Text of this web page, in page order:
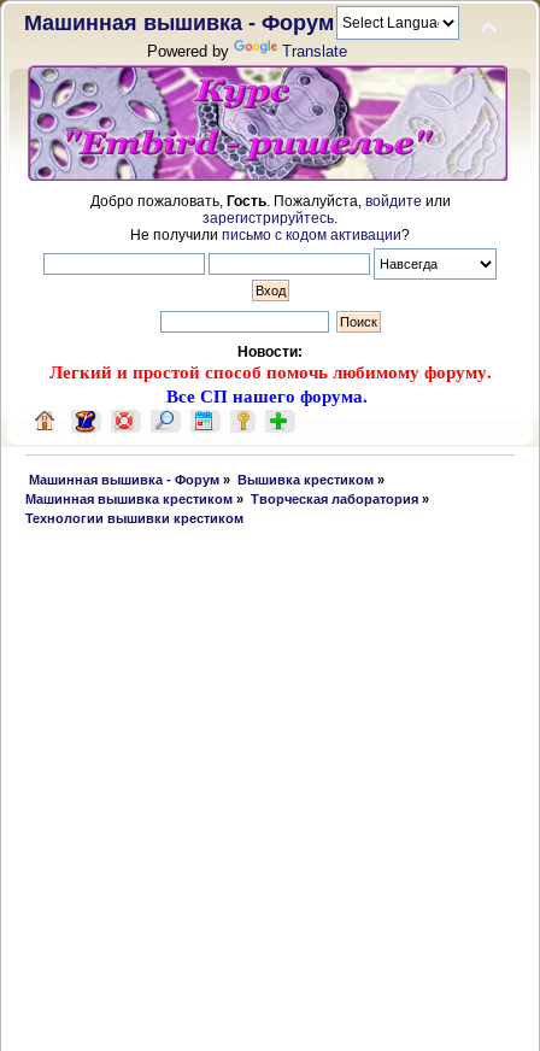
Машинная вышивка - Форум
Powered by Translate
Добро пожаловать, Гость. Пожалуйста, войдите или
зарегистрируйтесь
Не получили письмо с кодом активации?
Новости:
Легкий и простой способ помочь любимому форуму.
Все СП нашего форума.
Машинная вышивка - Форум » Вышивка крестиком»
Машинная вышивка крестиком » Творческая лаборатория»
Технологии вышивки крестиком